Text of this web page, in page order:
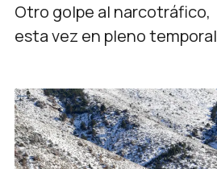
Otro golpe al narcotráfico,
esta vez en pleno temporal